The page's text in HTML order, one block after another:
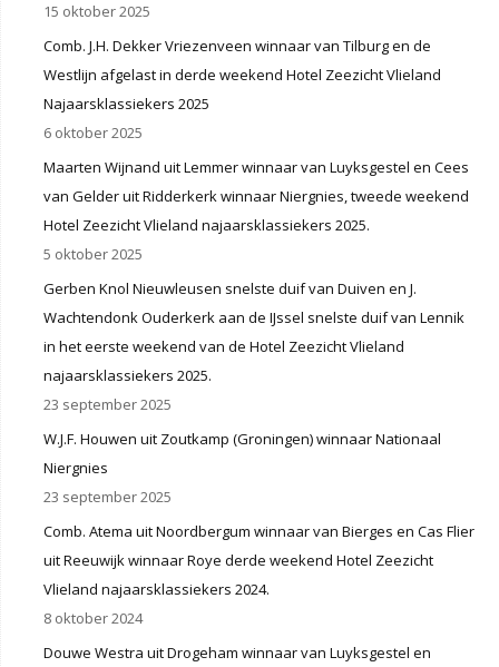
15 oktober 2025
Comb. J.H. Dekker Vriezenveen winnaar van Tilburg en de
Westlijn afgelast in derde weekend Hotel Zeezicht Vlieland
Najaarsklassiekers 2025
6 oktober 2025
Maarten Wijnand uit Lemmer winnaar van Luyksgestel en Cees
van Gelder uit Ridderkerk winnaar Niergnies, tweede weekend
Hotel Zeezicht Vlieland najaarsklassiekers 2025.
5 oktober 2025
Gerben Knol Nieuwleusen snelste duif van Duiven en J.
Wachtendonk Ouderkerk aan de IJssel snelste duif van Lennik
in het eerste weekend van de Hotel Zeezicht Vlieland
najaarsklassiekers 2025.
23 september 2025
W.J.F. Houwen uit Zoutkamp (Groningen) winnaar Nationaal
Niergnies
23 september 2025
Comb. Atema uit Noordbergum winnaar van Bierges en Cas Flier
uit Reeuwijk winnaar Roye derde weekend Hotel Zeezicht
Vlieland najaarsklassiekers 2024.
8 oktober 2024
Douwe Westra uit Drogeham winnaar van Luyksgestel en